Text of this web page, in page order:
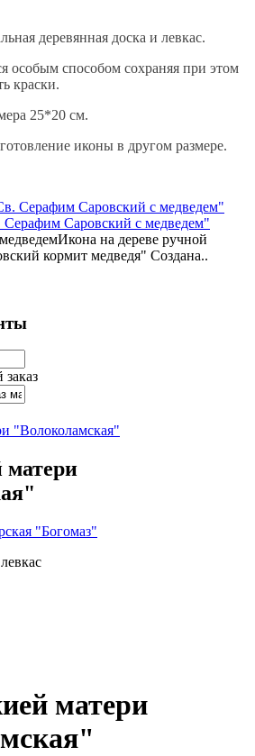
деревянная доска и левкас.
особым способом сохраняя при этом
краски.
25*20 см.
иконы в другом размере.
Саровский с медведем"
на дереве ручной
кормит медведя" Создана..
"Богомаз"
матери